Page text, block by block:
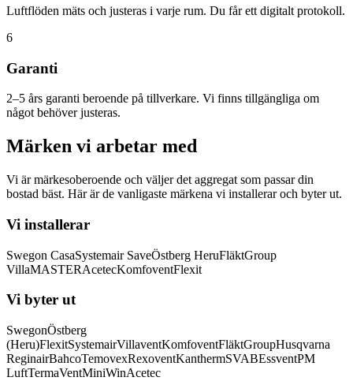
Luftflöden mäts och justeras i varje rum. Du får ett digitalt protokoll.
6
Garanti
2–5 års garanti beroende på tillverkare. Vi finns tillgängliga om
något behöver justeras.
Märken vi arbetar med
Vi är märkesoberoende och väljer det aggregat som passar din
bostad bäst. Här är de vanligaste märkena vi installerar och byter ut.
Vi installerar
Swegon CasaSystemair SaveÖstberg HeruFläktGroup
VillaMASTERAcetecKomfoventFlexit
Vi byter ut
SwegonÖstberg
(Heru)FlexitSystemairVillaventKomfoventFläktGroupHusqvarna
ReginairBahcoTemovexRexoventKanthermSVABEssventPM
LuftTermaVentMiniWinAcetec